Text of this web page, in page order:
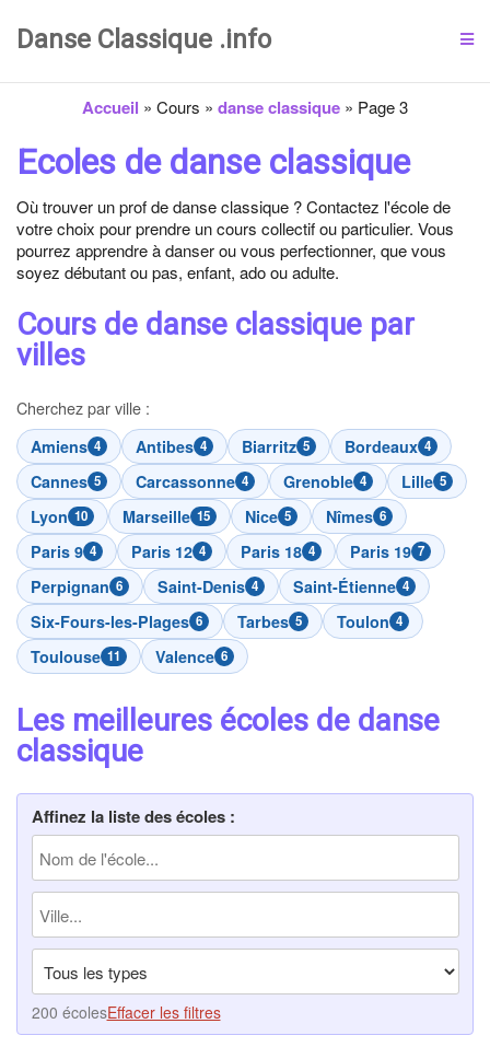
Danse Classique .info
Accueil » Cours » danse classique » Page 3
Ecoles de danse classique
Où trouver un prof de danse classique ? Contactez l'école de
votre choix pour prendre un cours collectif ou particulier. Vous
pourrez apprendre à danser ou vous perfectionner, que vous
soyez débutant ou pas, enfant, ado ou adulte.
Cours de danse classique par
villes
Cherchez par ville :
Amiens 4 Antibes 4 Biarritz 5 Bordeaux 4
Cannes 5 Carcassonne 4 Grenoble 4 Lille 5
Lyon 10 Marseille 15 Nice 5 Nîmes 6
Paris 9 4 Paris 12 4 Paris 18 4 Paris 19 7
Perpignan 6 Saint-Denis 4 Saint-Étienne 4
Six-Fours-les-Plages 6 Tarbes 5 Toulon 4
Toulouse 11 Valence 6
Les meilleures écoles de danse
classique
Affinez la liste des écoles :
200 écolesEffacer les filtres